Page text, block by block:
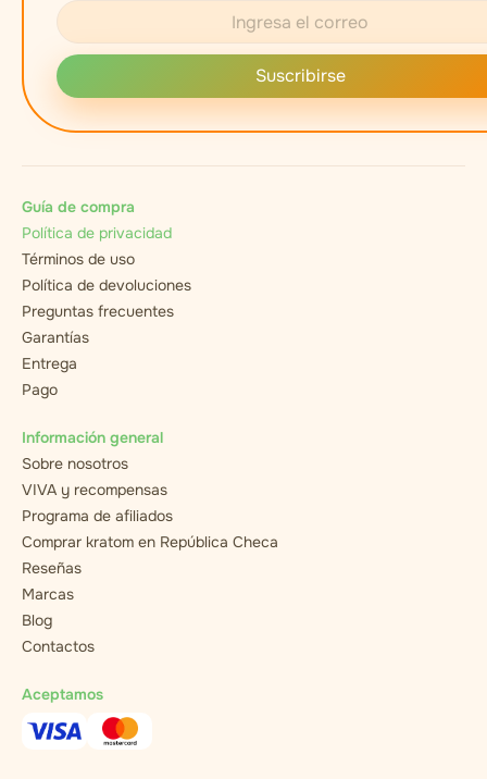
Suscribirse
Guía de compra
Política de privacidad
Términos de uso
Política de devoluciones
Preguntas frecuentes
Garantías
Entrega
Pago
Información general
Sobre nosotros
VIVA y recompensas
Programa de afiliados
Comprar kratom en República Checa
Reseñas
Marcas
Blog
Contactos
Aceptamos